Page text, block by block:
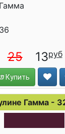
25 13
Купить
Гамма -